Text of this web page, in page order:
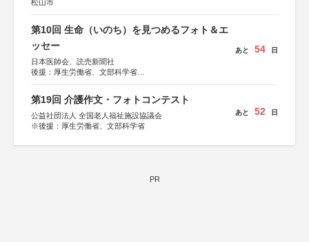
松山市
第10回 生命（いのち）を見つめるフォト＆エ
ッセー
日本医師会、読売新聞社
後援：厚生労働省、文部科学省
あと 54 日
第19回 介護作文・フォトコンテスト
公益社団法人 全国老人福祉施設協議会
※後援：厚生労働省、文部科学省
あと 52 日
PR